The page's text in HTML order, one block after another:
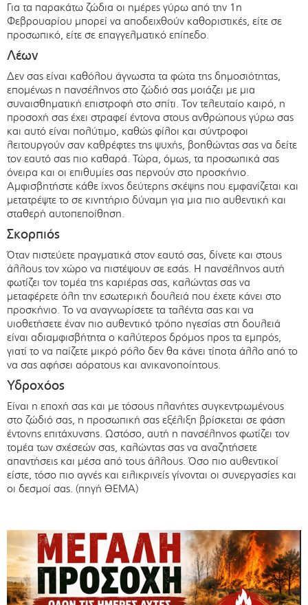
Για τα παρακάτω ζώδια οι ημέρες γύρω από την 1η
Φεβρουαρίου μπορεί να αποδειχθούν καθοριστικές, είτε σε
προσωπικό, είτε σε επαγγελματικό επίπεδο.
Λέων
Δεν σας είναι καθόλου άγνωστα τα φώτα της δημοσιότητας,
επομένως η πανσέληνος στο ζώδιό σας μοιάζει με μια
συναισθηματική επιστροφή στο σπίτι. Τον τελευταίο καιρό, η
προσοχή σας έχει στραφεί έντονα στους ανθρώπους γύρω σας
και αυτό είναι πολύτιμο, καθώς φίλοι και σύντροφοι
λειτουργούν σαν καθρέφτες της ψυχής, βοηθώντας σας να δείτε
τον εαυτό σας πιο καθαρά. Τώρα, όμως, τα προσωπικά σας
όνειρα και οι επιθυμίες σας περνούν στο προσκήνιο.
Αμφισβητήστε κάθε ίχνος δεύτερης σκέψης που εμφανίζεται και
μετατρέψτε το σε κινητήριο δύναμη για μια πιο αυθεντική και
σταθερή αυτοπεποίθηση.
Σκορπιός
Όταν πιστεύετε πραγματικά στον εαυτό σας, δίνετε και στους
άλλους τον χώρο να πιστέψουν σε εσάς. Η πανσέληνος αυτή
φωτίζει τον τομέα της καριέρας σας, καλώντας σας να
μεταφέρετε όλη την εσωτερική δουλειά που έχετε κάνει στο
προσκήνιο. Το να αναγνωρίσετε τα ταλέντα σας και να
υιοθετήσετε έναν πιο αυθεντικό τρόπο ηγεσίας στη δουλειά
είναι αδιαμφισβήτητα ο καλύτερος δρόμος προς τα εμπρός,
γιατί το να παίζετε μικρό ρόλο δεν θα κάνει τίποτα άλλο από το
να σας αφήσει αόρατους και ανικανοποίητους.
Υδροχόος
Είναι η εποχή σας και με τόσους πλανήτες συγκεντρωμένους
στο ζώδιό σας, η προσωπική σας εξέλιξη βρίσκεται σε φάση
έντονης επιτάχυνσης. Ωστόσο, αυτή η πανσέληνος φωτίζει τον
τομέα των σχέσεών σας, καλώντας σας να αναζητήσετε
απαντήσεις και μέσα από τους άλλους. Όσο πιο αυθεντικοί
είστε, τόσο πιο αγνές και ειλικρινείς γίνονται οι συνεργασίες και
οι δεσμοί σας. (πηγή ΘΕΜΑ)